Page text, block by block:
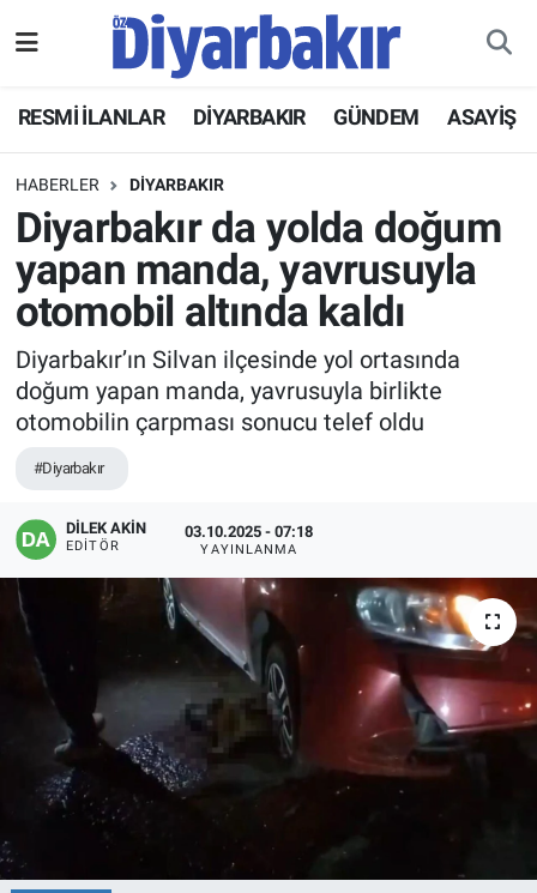
RESMİ İLANLAR DİYARBAKIR GÜNDEM ASAYİŞ
HABERLER DİYARBAKIR
Diyarbakır da yolda doğum
yapan manda, yavrusuyla
otomobil altında kaldı
Diyarbakır’ın Silvan ilçesinde yol ortasında
doğum yapan manda, yavrusuyla birlikte
otomobilin çarpması sonucu telef oldu
#Diyarbakır
DİLEK AKİN
EDITÖR
03.10.2025 - 07:18
YAYINLANMA
ASAYİŞ
DİYARBAKIR
EKONOMİ
BÖLGE
DÜNYA
KÜLTÜR SANAT
EĞİTİM
POLİTİKA
SAĞLIK
SPOR
TEKNOLOJİ
Hava Durumu
Namaz Vakitleri
Trafik Durumu
Tüm Manşetler
Son Dakika Haberleri
Haber Arşivi